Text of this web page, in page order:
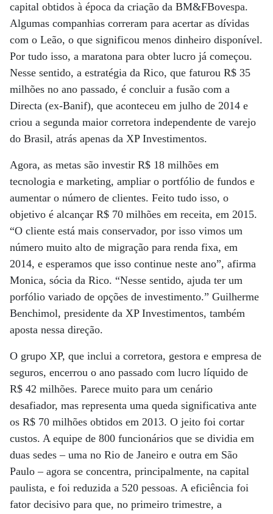
capital obtidos à época da criação da BM&FBovespa.
Algumas companhias correram para acertar as dívidas
com o Leão, o que significou menos dinheiro disponível.
Por tudo isso, a maratona para obter lucro já começou.
Nesse sentido, a estratégia da Rico, que faturou R$ 35
milhões no ano passado, é concluir a fusão com a
Directa (ex-Banif), que aconteceu em julho de 2014 e
criou a segunda maior corretora independente de varejo
do Brasil, atrás apenas da XP Investimentos.
Agora, as metas são investir R$ 18 milhões em
tecnologia e marketing, ampliar o portfólio de fundos e
aumentar o número de clientes. Feito tudo isso, o
objetivo é alcançar R$ 70 milhões em receita, em 2015.
“O cliente está mais conservador, por isso vimos um
número muito alto de migração para renda fixa, em
2014, e esperamos que isso continue neste ano”, afirma
Monica, sócia da Rico. “Nesse sentido, ajuda ter um
porfólio variado de opções de investimento.” Guilherme
Benchimol, presidente da XP Investimentos, também
aposta nessa direção.
O grupo XP, que inclui a corretora, gestora e empresa de
seguros, encerrou o ano passado com lucro líquido de
R$ 42 milhões. Parece muito para um cenário
desafiador, mas representa uma queda significativa ante
os R$ 70 milhões obtidos em 2013. O jeito foi cortar
custos. A equipe de 800 funcionários que se dividia em
duas sedes – uma no Rio de Janeiro e outra em São
Paulo – agora se concentra, principalmente, na capital
paulista, e foi reduzida a 520 pessoas. A eficiência foi
fator decisivo para que, no primeiro trimestre, a